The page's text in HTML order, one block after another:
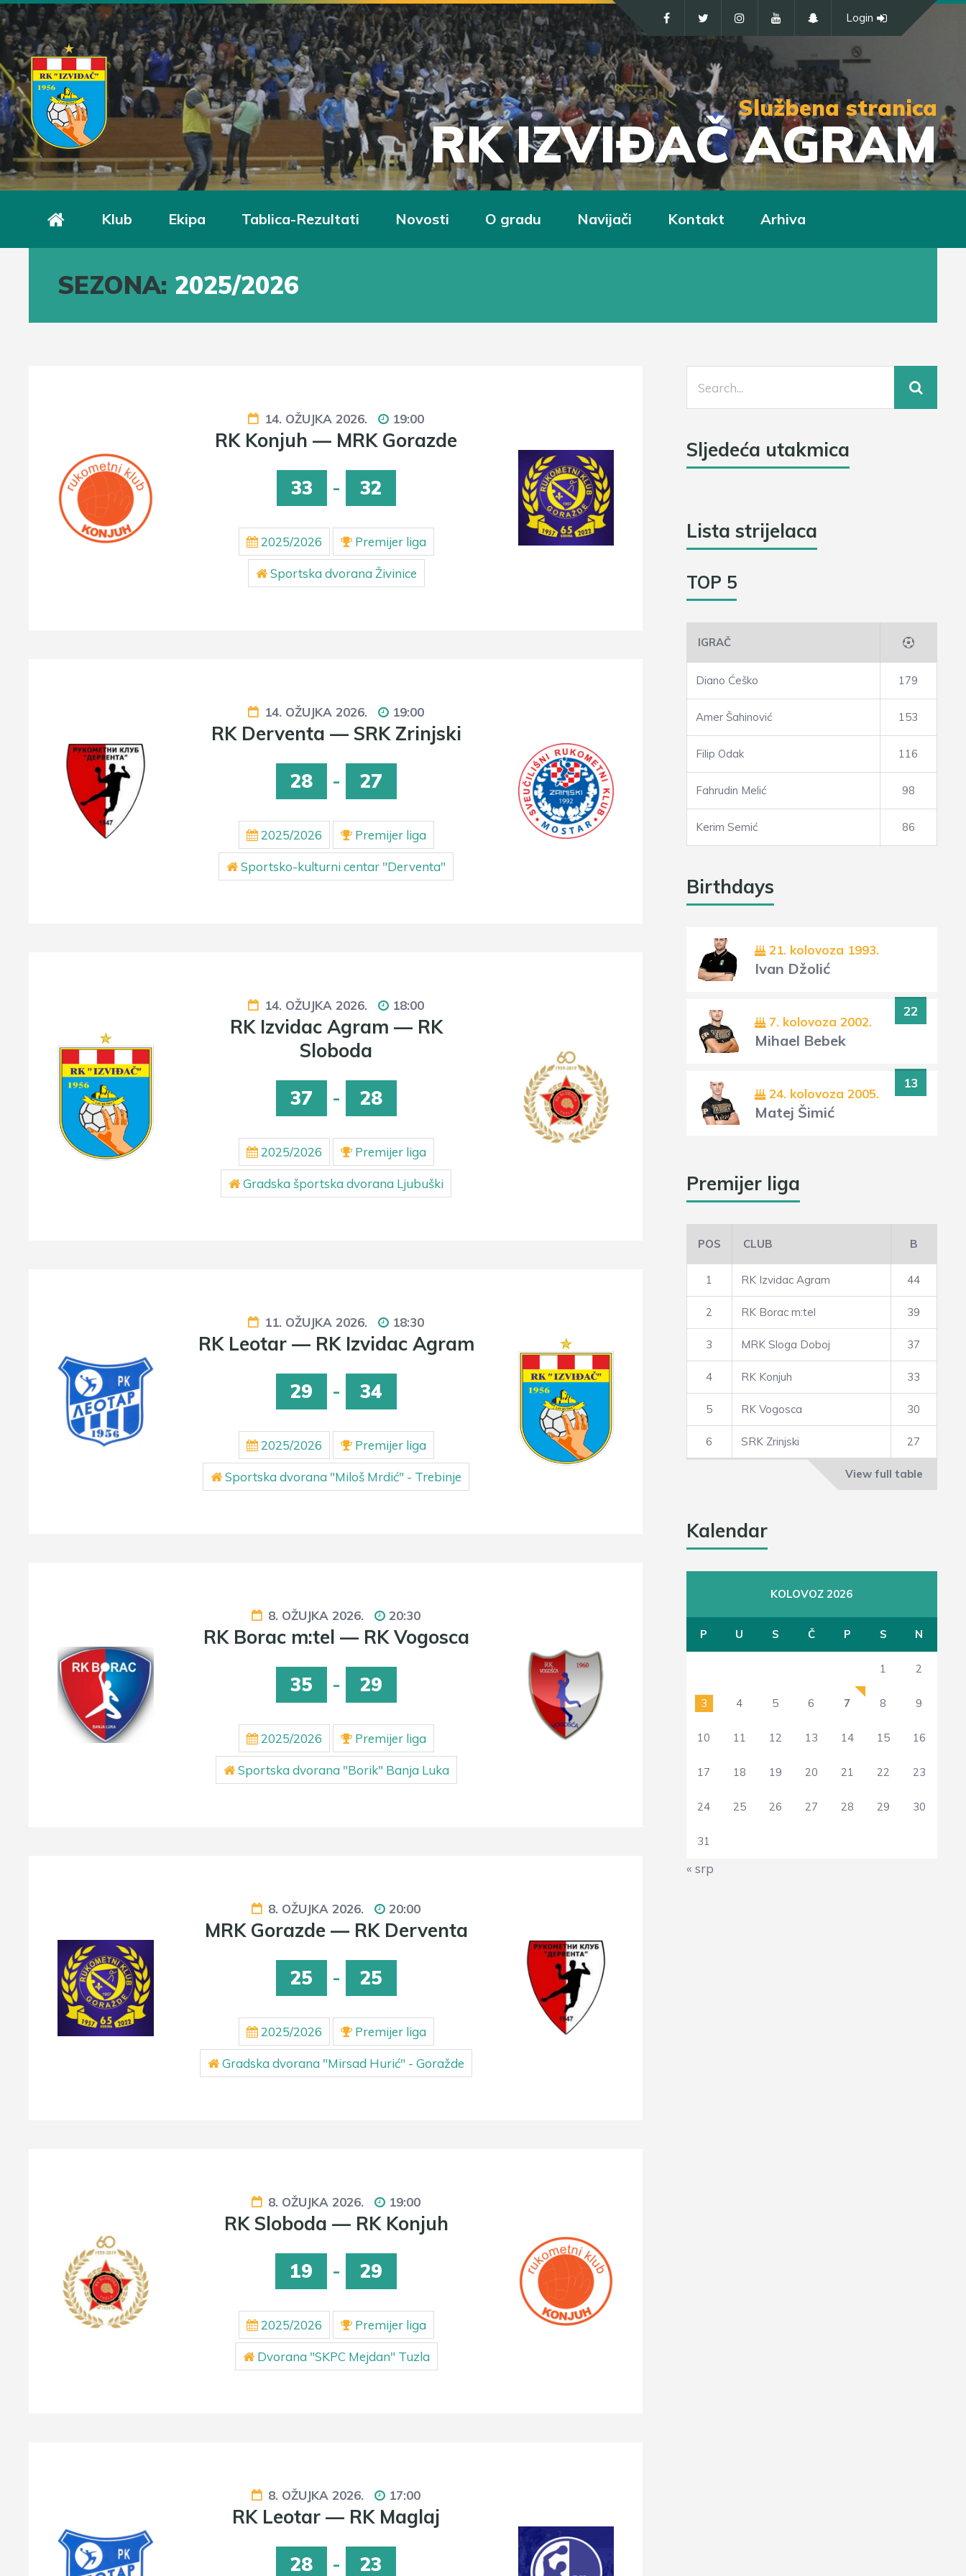
Službena stranica
RK IZVIĐAČ AGRAM
Login
Klub Ekipa Tablica-Rezultati Novosti O gradu Navijači Kontakt Arhiva
SEZONA: 2025/2026
14. OŽUJKA 2026. 19:00
RK Konjuh — MRK Gorazde
33
- 32
2025/2026 Premijer liga
Sportska dvorana Živinice
14. OŽUJKA 2026. 19:00
RK Derventa — SRK Zrinjski
28
- 27
2025/2026 Premijer liga
Sportsko-kulturni centar "Derventa"
14. OŽUJKA 2026. 18:00
RK Izvidac Agram — RK
Sloboda
37
- 28
2025/2026 Premijer liga
Gradska športska dvorana Ljubuški
11. OŽUJKA 2026. 18:30
RK Leotar — RK Izvidac Agram
29
- 34
2025/2026 Premijer liga
Sportska dvorana "Miloš Mrdić" - Trebinje
8. OŽUJKA 2026. 20:30
RK Borac m:tel — RK Vogosca
35
- 29
2025/2026 Premijer liga
Sportska dvorana "Borik" Banja Luka
8. OŽUJKA 2026. 20:00
MRK Gorazde — RK Derventa
25
- 25
2025/2026 Premijer liga
Gradska dvorana "Mirsad Hurić" - Goražde
8. OŽUJKA 2026. 19:00
RK Sloboda — RK Konjuh
19
- 29
2025/2026 Premijer liga
Dvorana "SKPC Mejdan" Tuzla
8. OŽUJKA 2026. 17:00
RK Leotar — RK Maglaj
28
- 23
Sljedeća utakmica
Lista strijelaca
TOP 5
IGRAČ
Diano Ćeško 179
Amer Šahinović 153
Filip Odak 116
Fahrudin Melić 98
Kerim Semić 86
Birthdays
21. kolovoza 1993.
Ivan Džolić
22
7. kolovoza 2002.
Mihael Bebek
13
24. kolovoza 2005.
Matej Šimić
Premijer liga
POS CLUB B
1 RK Izvidac Agram 44
2 RK Borac m:tel 39
3 MRK Sloga Doboj 37
4 RK Konjuh 33
5 RK Vogosca 30
6 SRK Zrinjski 27
View full table
Kalendar
KOLOVOZ 2026
P U S Č P S N
1 2
3 4 5 6 7 8 9
10 11 12 13 14 15 16
17 18 19 20 21 22 23
24 25 26 27 28 29 30
31
« srp